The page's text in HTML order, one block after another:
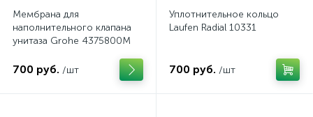
Мембрана для
наполнительного клапана
унитаза Grohe 4375800M
700 руб. /шт
Уплотнительное кольцо
Laufen Radial 10331
700 руб. /шт